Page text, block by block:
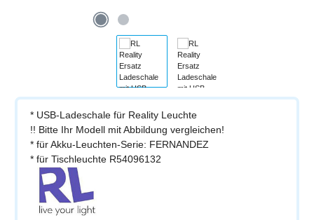
* USB-Ladeschale für Reality Leuchte
!! Bitte Ihr Modell mit Abbildung vergleichen!
* für Akku-Leuchten-Serie: FERNANDEZ
* für Tischleuchte R54096132